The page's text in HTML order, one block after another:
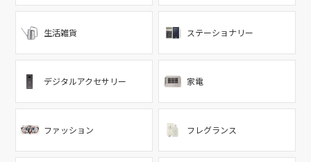
生活雑貨 ステーショナリー
デジタルアクセサリー 家電
ファッション フレグランス